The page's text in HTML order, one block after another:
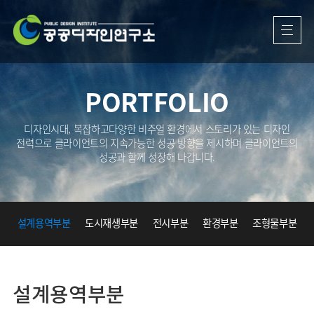
(주)
공
공
디
자
인
연
구
소">
PORTFOLIO
디자인시대, 복잡하고다양한 비주얼 환경에서 스토리가 있는 디자인
전력으로클라이언트의 지속가능한 성공 방향을 제시하며 클라이언트의
성공과 함께 성장해 나갑니다.
설계용역부분 도시재생부분 전시부분 환경부분 조형물부분
설계용역부분